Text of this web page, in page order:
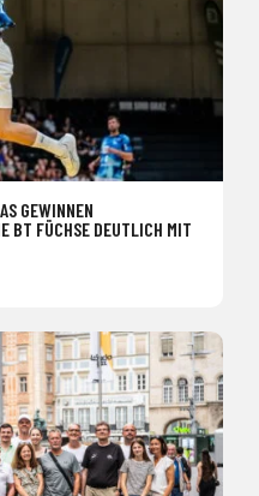
GEWINNEN
BT FÜCHSE DEUTLICH MIT